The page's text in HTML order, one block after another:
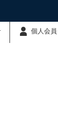
個人会